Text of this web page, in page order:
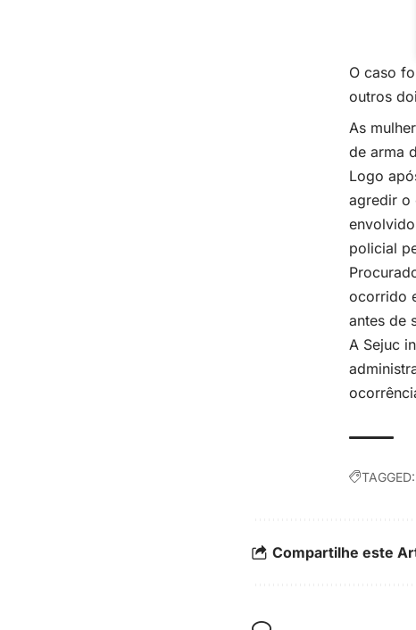
O caso
outros
As
de arma
Logo
agredir o
policial
ocorrido
antes de
A Sejuc
TAGGED:
Compartilhe este